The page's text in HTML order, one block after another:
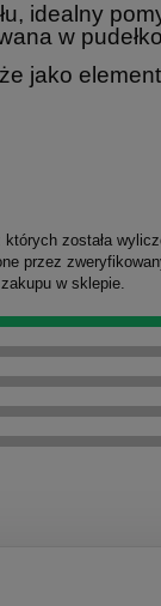
idealny
w
jako
których została
przez
w sklepie.